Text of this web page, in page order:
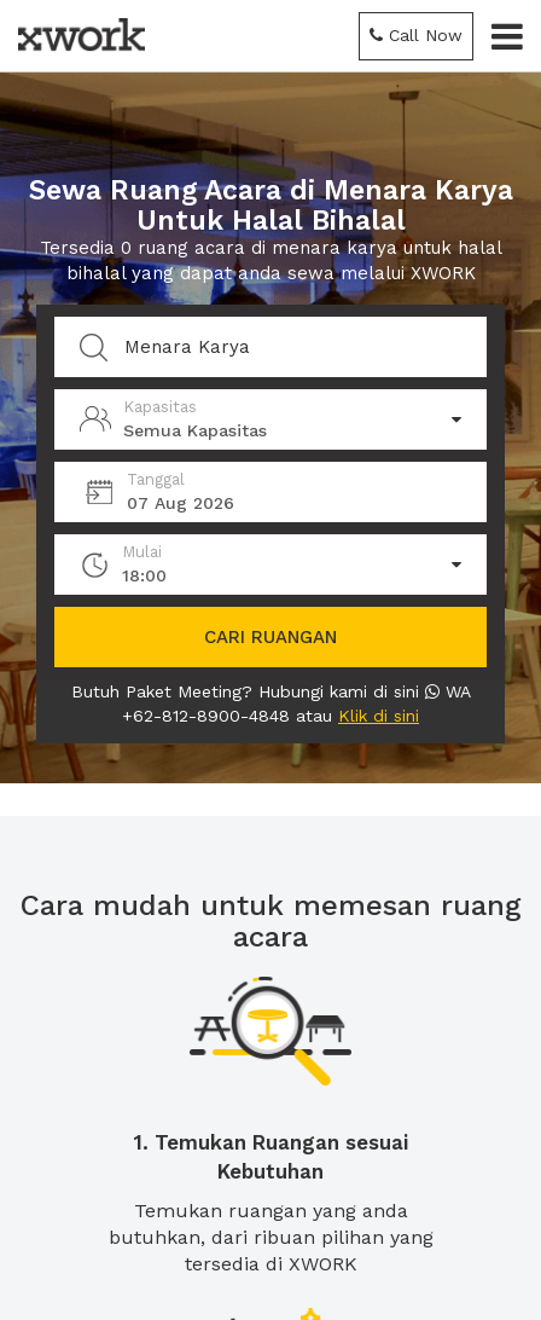
Call Now
Sewa Ruang Acara di Menara Karya
Untuk Halal Bihalal
Tersedia 0 ruang acara di menara karya untuk halal
bihalal yang dapat anda sewa melalui XWORK
Kapasitas
Semua Kapasitas
Tanggal
07 Aug 2026
Mulai
18:00
CARI RUANGAN
Butuh Paket Meeting? Hubungi kami di sini
WA
+62-812-8900-4848 atau Klik di sini
Cara mudah untuk memesan ruang
acara
1. Temukan Ruangan sesuai
Kebutuhan
Temukan ruangan yang anda
butuhkan, dari ribuan pilihan yang
tersedia di XWORK